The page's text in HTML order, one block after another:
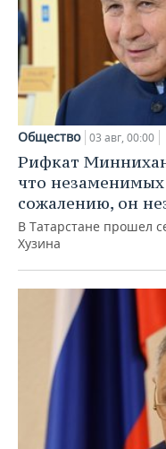
Общество 03 авг, 00:00
Рифкат
что
сожалению, он
В Татарстане прошел
Хузина